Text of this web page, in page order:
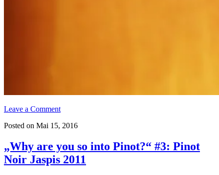
Leave a Comment
Posted on Mai 15, 2016
„Why are you so into Pinot?“ #3: Pinot
Noir Jaspis 2011